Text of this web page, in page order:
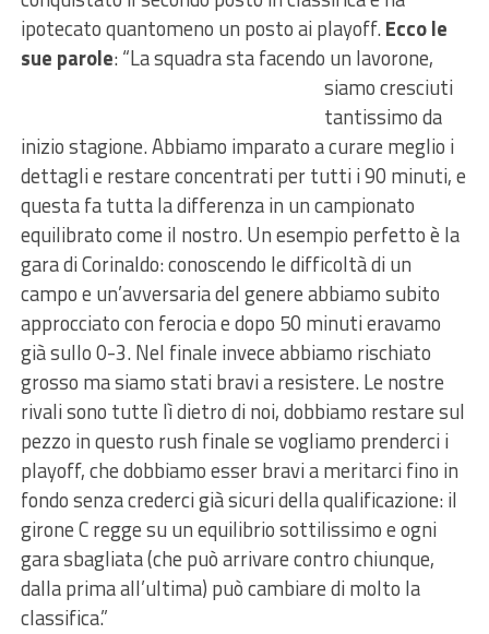
ipotecato quantomeno un posto ai playoff.Ecco le
sue parole: “La squadra sta facendo un lavorone,
siamo cresciuti
tantissimo da
inizio stagione. Abbiamo imparato a curare meglio i
dettagli e restare concentrati per tutti i 90 minuti, e
questa fa tutta la differenza in un campionato
equilibrato come il nostro. Un esempio perfetto è la
gara di Corinaldo: conoscendo le difficoltà di un
campo e un’avversaria del genere abbiamo subito
approcciato con ferocia e dopo 50 minuti eravamo
già sullo 0-3. Nel finale invece abbiamo rischiato
grosso ma siamo stati bravi a resistere. Le nostre
rivali sono tutte lì dietro di noi, dobbiamo restare sul
pezzo in questo rush finale se vogliamo prenderci i
playoff, che dobbiamo esser bravi a meritarci fino in
fondo senza crederci già sicuri della qualificazione: il
girone C regge su un equilibrio sottilissimo e ogni
gara sbagliata (che può arrivare contro chiunque,
dalla prima all’ultima) può cambiare di molto la
classifica.”